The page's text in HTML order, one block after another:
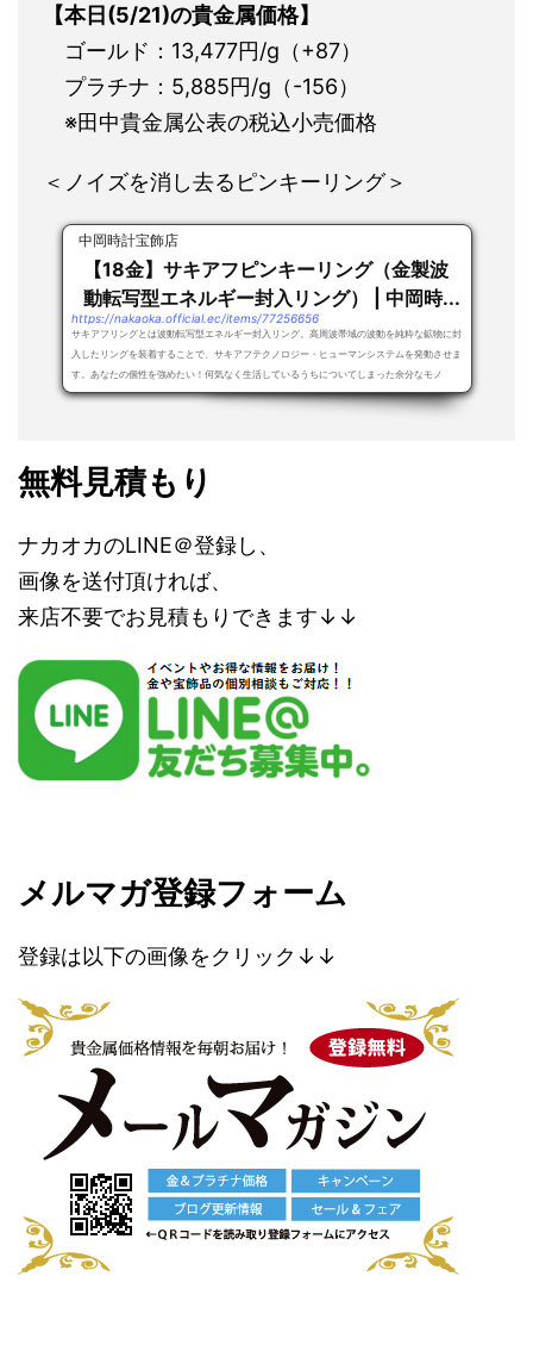
【本日(5/21)の貴金属価格】
ゴールド：13,477円/g（+87）
プラチナ：5,885円/g（-156）
※田中貴金属公表の税込小売価格
＜ノイズを消し去るピンキーリング＞
中岡時計宝飾店
【18金】サキアフピンキーリング（金製波
動転写型エネルギー封入リング） | 中岡時...
https://nakaoka.official.ec/items/77256656
サキアフリングとは波動転写型エネルギー封入リング。高周波帯域の波動を純粋な鉱物に封
入したリングを装着することで、サキアフテクノロジー・ヒューマンシステムを発動させま
す。あなたの個性を強めたい！何気なく生活しているうちについてしまった余分なモノ
（ノ...
無料見積もり
ナカオカのLINE＠登録し、
画像を送付頂ければ、
来店不要でお見積もりできます↓↓
メルマガ登録フォーム
登録は以下の画像をクリック↓↓